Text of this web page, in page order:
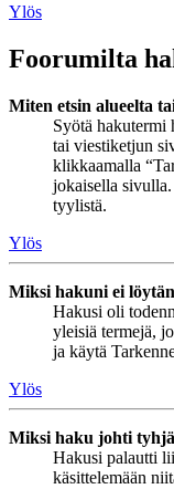
Ylös
Foorumilta
Miten etsin alueelta
Syötä hakutermi
tai viestiketjun
klikkaamalla
jokaisella
tyylistä.
Ylös
Miksi hakuni ei
Hakusi oli
yleisiä termejä,
ja käytä
Ylös
Miksi haku johti
Hakusi palautti
käsittelemään